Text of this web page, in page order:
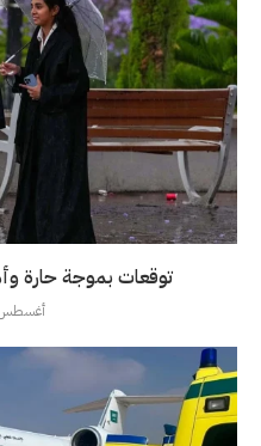
توقعات بموجة حارة
أغسطس 6,